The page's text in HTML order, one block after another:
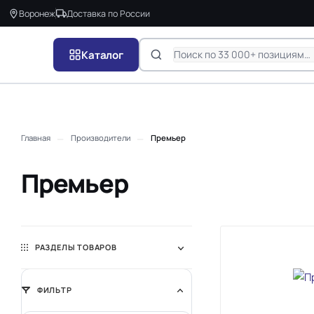
Воронеж Доставка по России
Каталог
Главная Производители Премьер
Премьер
РАЗДЕЛЫ ТОВАРОВ
ФИЛЬТР